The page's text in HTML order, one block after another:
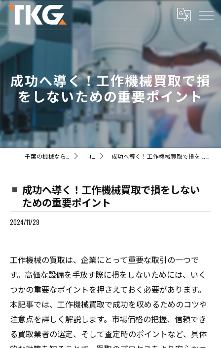
成功へ導く！工作機械買取で損
をしないための重要ポイント
コラム 成功へ導く！工作機械買取で損をしないための重要ポイント
成功へ導く！工作機械買取で損をしない
ための重要ポイント
2024/11/29
工作機械の買取は、企業にとって重要な取引の一つで
す。高価な設備を手放す際に損をしないためには、いく
つかの重要なポイントを押さえておく必要があります。
本記事では、工作機械買取で成功を収めるためのコツや
注意点を詳しく解説します。市場価格の把握、信頼でき
る買取業者の選定、そして査定時のポイントなど、具体